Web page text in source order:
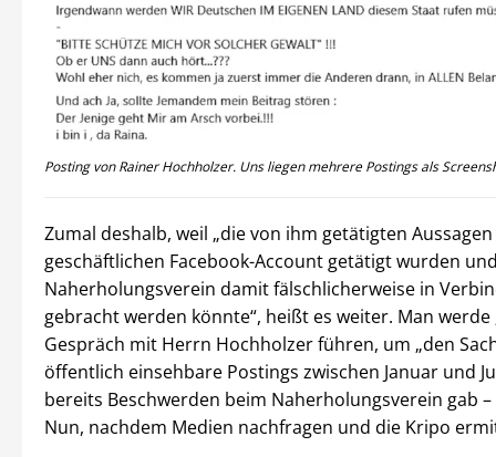
Posting von Rainer Hochholzer. Uns liegen mehrere Postings als
Zumal deshalb, weil „die von ihm getätigten
geschäftlichen Facebook-Account getätigt wurden
Naherholungsverein damit fälschlicherweise in
gebracht werden könnte“, heißt es weiter. Man werde
Gespräch mit Herrn Hochholzer führen, um „den
öffentlich einsehbare Postings zwischen Januar und
bereits Beschwerden beim Naherholungsverein gab –
Nun, nachdem Medien nachfragen und die Kripo